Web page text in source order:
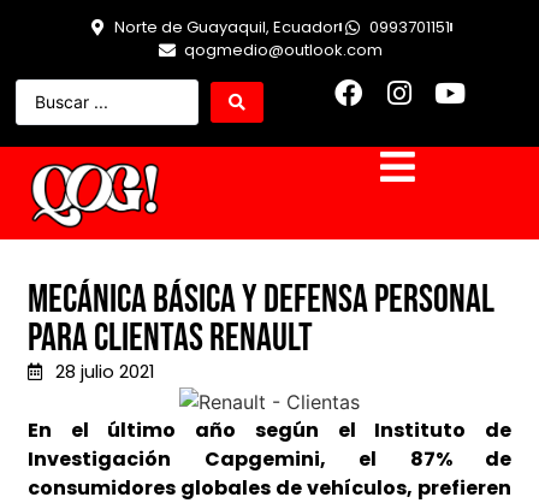
Norte de Guayaquil, Ecuador
0993701151
qogmedio@outlook.com
Mecánica básica y defensa personal
para clientas Renault
28 julio 2021
En el último año según el Instituto de
Investigación Capgemini, el 87% de
consumidores globales de vehículos, prefieren